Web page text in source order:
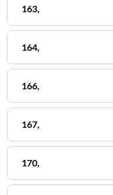
163,
164,
166,
167,
170,